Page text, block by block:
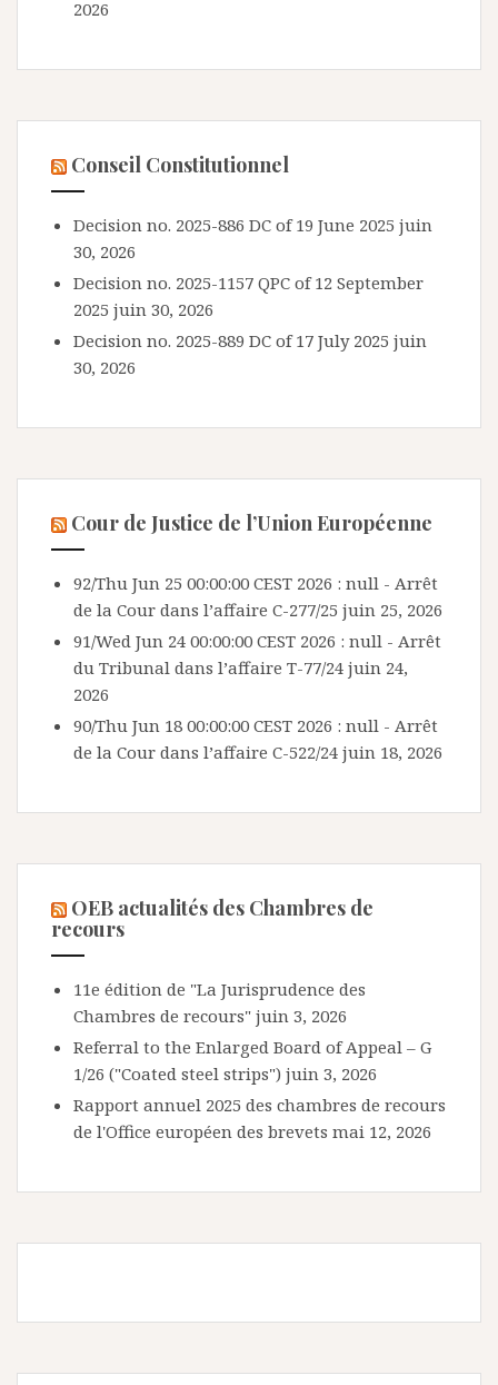
2026
Conseil Constitutionnel
Decision no. 2025-886 DC of 19 June 2025 juin
30, 2026
Decision no. 2025-1157 QPC of 12 September
2025 juin 30, 2026
Decision no. 2025-889 DC of 17 July 2025 juin
30, 2026
Cour de Justice de l’Union Européenne
92/Thu Jun 25 00:00:00 CEST 2026 : null - Arrêt
de la Cour dans l’affaire C-277/25 juin 25, 2026
91/Wed Jun 24 00:00:00 CEST 2026 : null - Arrêt
du Tribunal dans l’affaire T-77/24 juin 24,
2026
90/Thu Jun 18 00:00:00 CEST 2026 : null - Arrêt
de la Cour dans l’affaire C-522/24 juin 18, 2026
OEB actualités des Chambres de
recours
11e édition de "La Jurisprudence des
Chambres de recours" juin 3, 2026
Referral to the Enlarged Board of Appeal – G
1/26 ("Coated steel strips") juin 3, 2026
Rapport annuel 2025 des chambres de recours
de l'Office européen des brevets mai 12, 2026